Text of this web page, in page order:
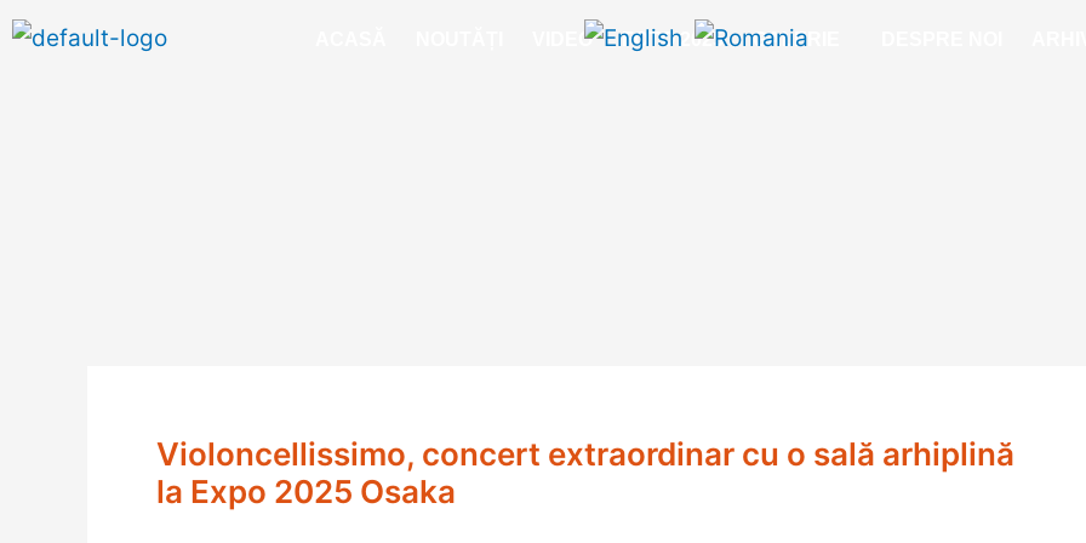
Skip
VIDEO FOTO 2025 GALERIE
Violoncellissimo, concert extraordinar cu o sală arhiplină
la Expo 2025 Osaka